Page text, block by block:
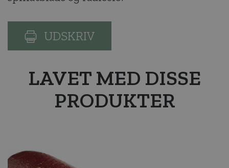
UDSKRIV
LAVET MED DISSE
PRODUKTER